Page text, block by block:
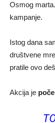
Osmog
kampanje.
Istog dana
društvene
pratile ovo
Akcija je